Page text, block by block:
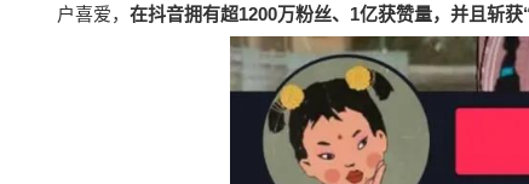
户喜爱， 在抖音拥有超1200万粉丝、1亿获赞量，并且斩